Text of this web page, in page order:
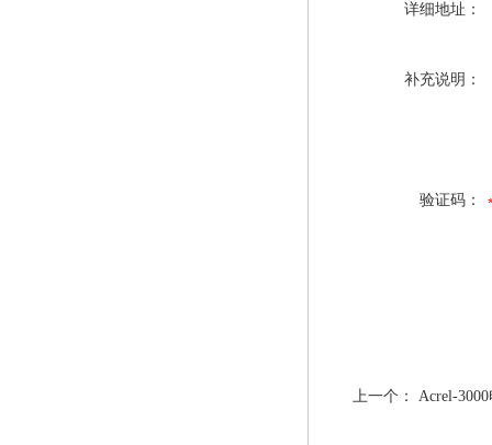
详细地址：
补充说明：
验证码：
上一个： Acrel-